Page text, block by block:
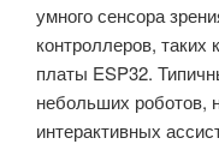
умного сенсора
контроллеров, таких
платы ESP32.
небольших роботов,
интерактивных